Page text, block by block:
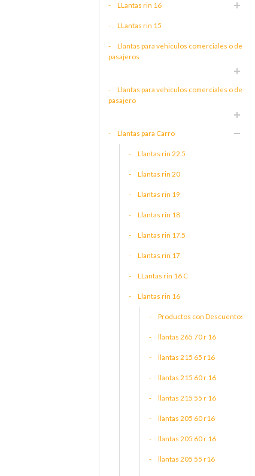
LLantas rin 16
LLantas rin 15
Llantas para vehiculos comerciales o de
pasajeros
Llantas para vehiculos comerciales o de
pasajero
Llantas para Carro
Llantas rin 22.5
Llantas rin 20
Llantas rin 19
Llantas rin 18
Llantas rin 17.5
Llantas rin 17
LLantas rin 16 C
Llantas rin 16
Productos con Descuentos
llantas 265 70 r 16
llantas 215 65 r16
llantas 215 60 r 16
llantas 215 55 r 16
llantas 205 60 r16
llantas 205 60 r 16
llantas 205 55 r16